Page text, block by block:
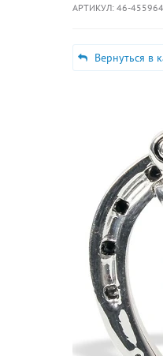
АРТИКУЛ: 46-455964
Вернуться в